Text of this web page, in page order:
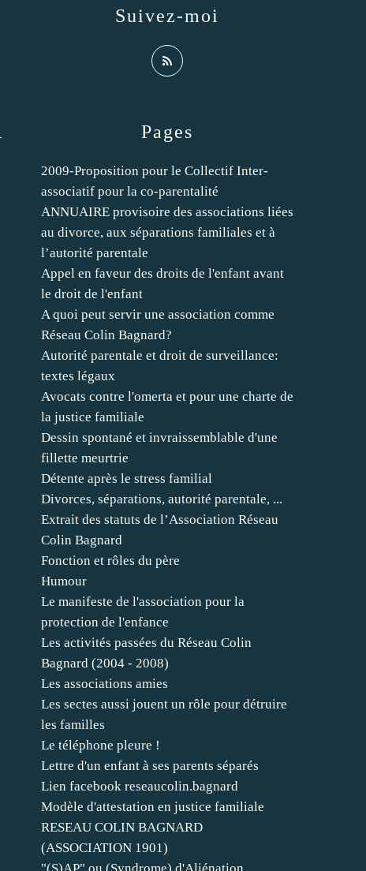
Pages
2009-Proposition pour le Collectif Inter-
associatif pour la co-parentalité
ANNUAIRE provisoire des associations liées
au divorce, aux séparations familiales et à
l’autorité parentale
Appel en faveur des droits de l'enfant avant
le droit de l'enfant
A quoi peut servir une association comme
Réseau Colin Bagnard?
Autorité parentale et droit de surveillance:
textes légaux
Avocats contre l'omerta et pour une charte de
la justice familiale
Dessin spontané et invraissemblable d'une
fillette meurtrie
Détente après le stress familial
Divorces, séparations, autorité parentale, ...
Extrait des statuts de l’Association Réseau
Colin Bagnard
Fonction et rôles du père
Humour
Le manifeste de l'association pour la
protection de l'enfance
Les activités passées du Réseau Colin
Bagnard (2004 - 2008)
Les associations amies
Les sectes aussi jouent un rôle pour détruire
les familles
Le téléphone pleure !
Lettre d'un enfant à ses parents séparés
Lien facebook reseaucolin.bagnard
Modèle d'attestation en justice familiale
RESEAU COLIN BAGNARD
(ASSOCIATION 1901)
Suivez-moi